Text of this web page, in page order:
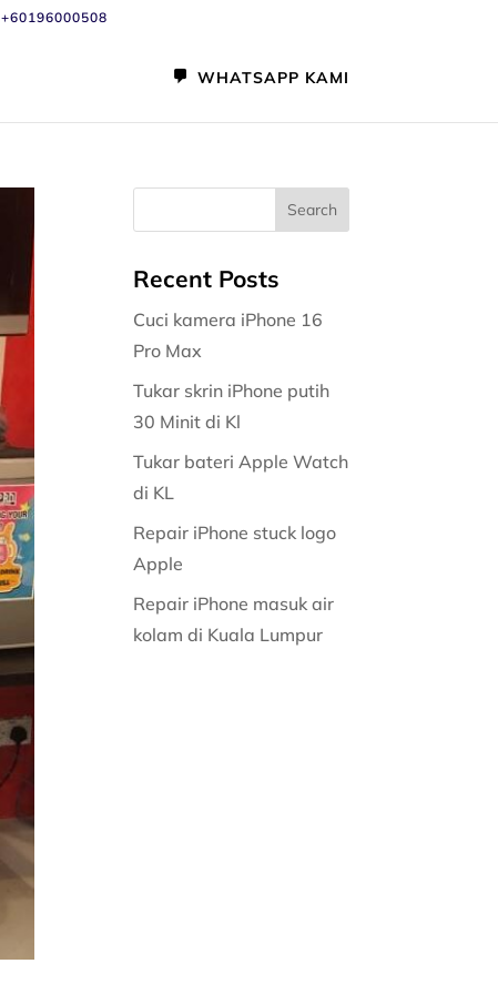
+60196000508
WHATSAPP KAMI
Recent Posts
Cuci kamera iPhone 16
Pro Max
Tukar skrin iPhone putih
30 Minit di Kl
Tukar bateri Apple Watch
di KL
Repair iPhone stuck logo
Apple
Repair iPhone masuk air
kolam di Kuala Lumpur